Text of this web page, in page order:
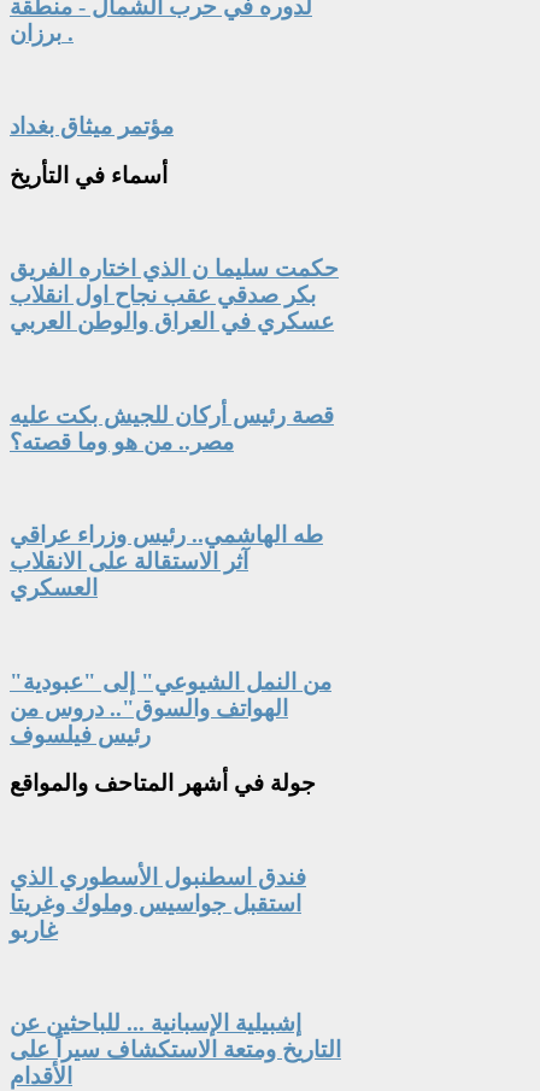
لدوره في حرب الشمال - منطقة
برزان .
مؤتمر ميثاق بغداد
أسماء في التأريخ
حكمت سليما ن الذي اختاره الفريق
بكر صدقي عقب نجاح اول انقلاب
عسكري في العراق والوطن العربي
قصة رئيس أركان للجيش بكت عليه
مصر.. من هو وما قصته؟
طه الهاشمي.. رئيس وزراء عراقي
آثر الاستقالة على الانقلاب
العسكري
"من النمل الشيوعي" إلى "عبودية
الهواتف والسوق".. دروس من
رئيس فيلسوف
جولة في أشهر المتاحف والمواقع
فندق اسطنبول الأسطوري الذي
استقبل جواسيس وملوك وغريتا
غاربو
إشبيلية الإسبانية ... للباحثين عن
التاريخ ومتعة الاستكشاف سيراً على
الأقدام